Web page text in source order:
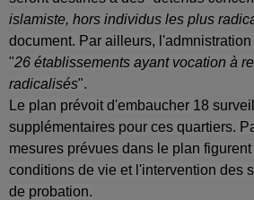
islamiste, hors individus les plus
document. Par ailleurs,
"26 établissements ayant vocation à
radicalisés".
Le plan prévoit d'embaucher 18
supplémentaires pour ces quartiers.
mesures prévues dans le plan
conditions de vie et l'intervention des
de probation.